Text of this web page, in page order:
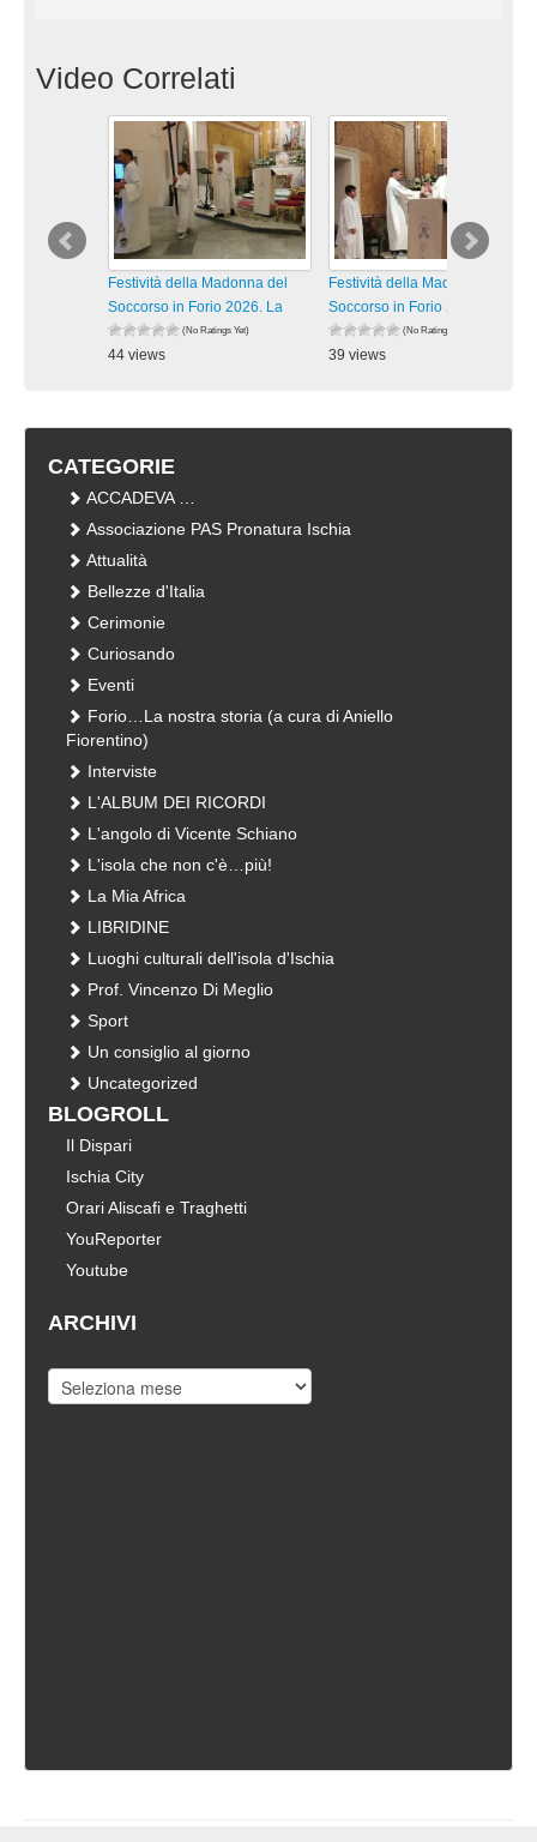
Video Correlati
Festività della Madonna del
Soccorso in Forio 2026. La
(No Ratings Yet)
44 views
Festività della Madonna del
Soccorso in Forio 2026. La
(No Ratings Yet)
39 views
CATEGORIE
ACCADEVA …
Associazione PAS Pronatura Ischia
Attualità
Bellezze d'Italia
Cerimonie
Curiosando
Eventi
Forio…La nostra storia (a cura di Aniello
Fiorentino)
Interviste
L'ALBUM DEI RICORDI
L'angolo di Vicente Schiano
L'isola che non c'è…più!
La Mia Africa
LIBRIDINE
Luoghi culturali dell'isola d'Ischia
Prof. Vincenzo Di Meglio
Sport
Un consiglio al giorno
Uncategorized
BLOGROLL
Il Dispari
Ischia City
Orari Aliscafi e Traghetti
YouReporter
Youtube
ARCHIVI